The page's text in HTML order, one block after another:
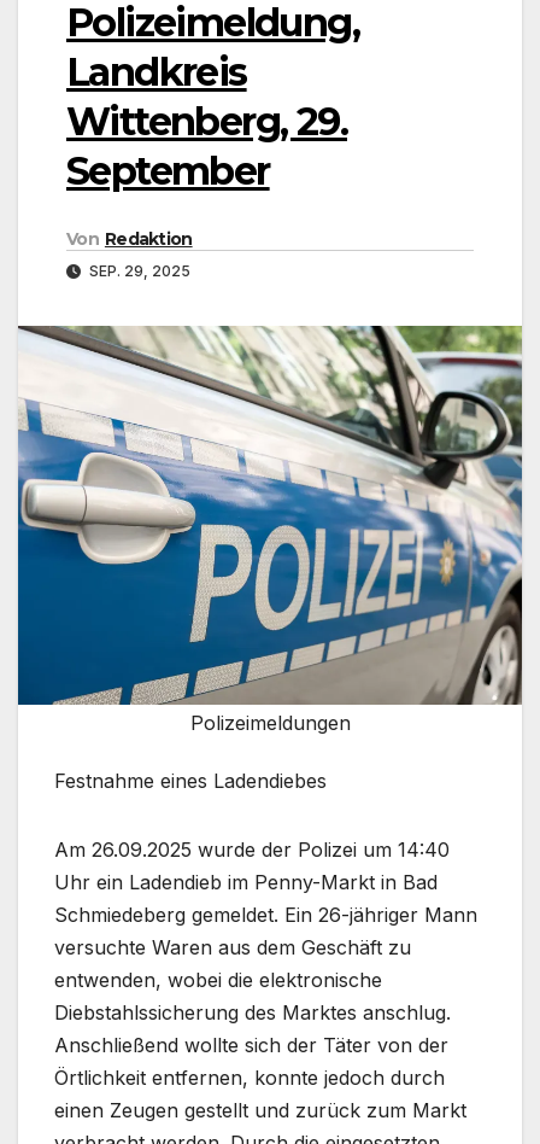
Polizeimeldung,
Landkreis
Wittenberg, 29.
September
Von Redaktion
SEP. 29, 2025
Polizeimeldungen
Festnahme eines Ladendiebes
Am 26.09.2025 wurde der Polizei um 14:40
Uhr ein Ladendieb im Penny-Markt in Bad
Schmiedeberg gemeldet. Ein 26-jähriger Mann
versuchte Waren aus dem Geschäft zu
entwenden, wobei die elektronische
Diebstahlssicherung des Marktes anschlug.
Anschließend wollte sich der Täter von der
Örtlichkeit entfernen, konnte jedoch durch
einen Zeugen gestellt und zurück zum Markt